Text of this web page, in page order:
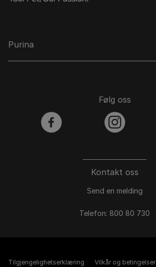
Purina
Kontakt oss
Send en melding
Telefon: 800 80 730
Følg oss
facebook instagram
Tilgjengelighetserklæring Vilkår og betingelser